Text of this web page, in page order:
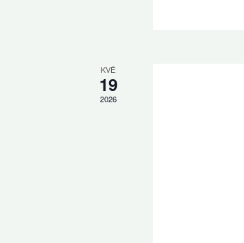
KVĚ
19
2026